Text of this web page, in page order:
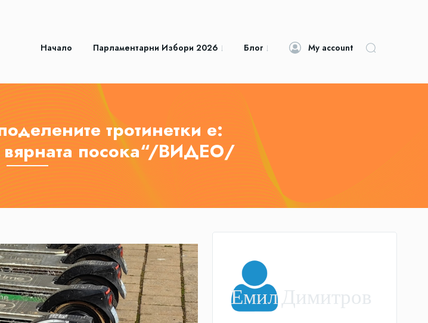
Начало Парламентарни Избори 2026 Блог My account
тротинетки е:
вярната посока“/ВИДЕО/
Емил Димитров